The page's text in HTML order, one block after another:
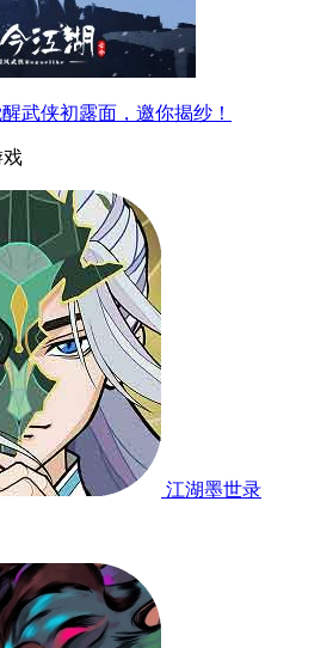
武侠初露面，邀你揭纱！
戏
江湖墨世录